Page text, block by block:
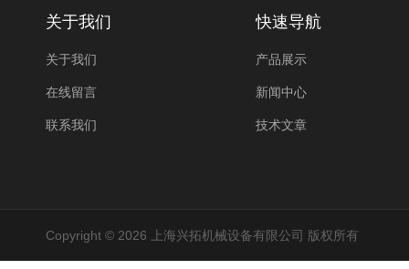
关于我们
关于我们
在线留言
联系我们
快速导航
产品展示
新闻中心
技术文章
Copyright © 2026 上海兴拓机械设备有限公司 版权所有